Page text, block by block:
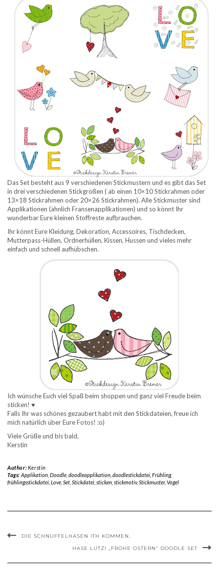
Das Set besteht aus 9 verschiedenen Stickmustern und es gibt das Set
in drei verschiedenen Stickgrößen ( ab einen 10×10 Stickrahmen oder
13×18 Stickrahmen oder 20×26 Stickrahmen). Alle Stickmuster sind
Applikationen (ähnlich Fransenapplikationen) und so könnt Ihr
wunderbar Eure kleinen Stoffreste aufbrauchen.
Ihr könnt Eure Kleidung, Dekoration, Accessoires, Tischdecken,
Mutterpass-Hüllen, Ordnerhüllen, Kissen, Hussen und vieles mehr
einfach und schnell aufhübschen.
Ich wünsche Euch viel Spaß beim shoppen und ganz viel Freude beim
sticken! ♥
Falls Ihr was schönes gezaubert habt mit den Stickdateien, freue ich
mich natürlich über Eure Fotos! :o)
Viele Grüße und bis bald,
Kerstin
Author:Kerstin
Tags: Applikation, Doodle, doodleapplikation, doodlestickdatei, Frühling,
frühlingsstickdatei Love Set Stickdatei sticken stickmotiv,Stickmuster, Vogel
DIE SCHNUFFELHASEN ITH KOMMEN..
HASE LUTZI „FROHE OSTERN“ DOODLE SET